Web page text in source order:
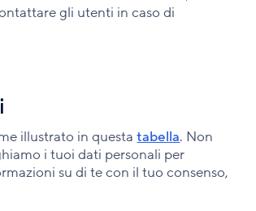
gli utenti in caso di
illustrato in questatabella. Non
i tuoi dati personali per
su di te con il tuo consenso,